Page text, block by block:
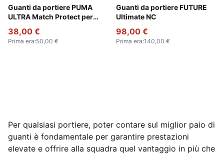
Guanti da portiere PUMA
ULTRA Match Protect per
Ultra Blue-Glowing Red
38,00 €
Prima era:50,00 €
Guanti da portiere FUTURE
Ultimate NC
PUMA Black-Glowing Red
98,00 €
Prima era:140,00 €
Per qualsiasi portiere, poter contare sul miglior paio di
guanti è fondamentale per garantire prestazioni
elevate e offrire alla squadra quel vantaggio in più che